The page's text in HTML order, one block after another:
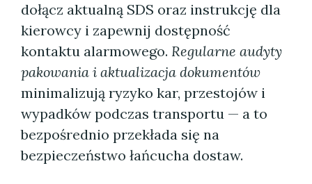
dołącz aktualną SDS oraz instrukcję dla
kierowcy i zapewnij dostępność
kontaktu alarmowego. Regularne audyty
pakowania i aktualizacja dokumentów
minimalizują ryzyko kar, przestojów i
wypadków podczas transportu — a to
bezpośrednio przekłada się na
bezpieczeństwo łańcucha dostaw.